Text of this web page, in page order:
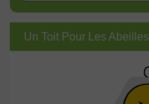
Un Toit Pour Les Abeilles